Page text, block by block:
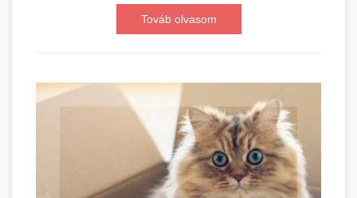
Továb olvasom